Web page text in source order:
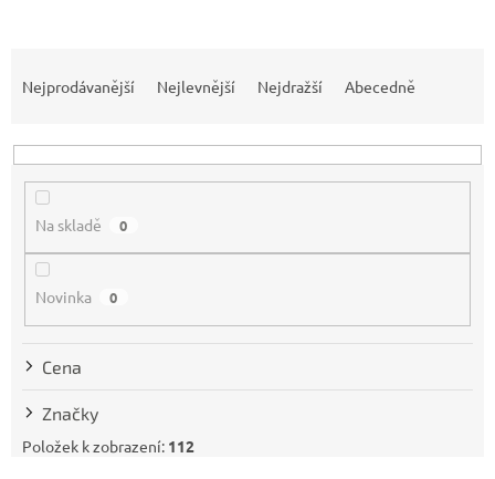
n
Nejprodávanější Nejlevnější Nejdražší Abecedně
Na skladě 0
Novinka 0
Cena
Značky
Položek k zobrazení: 112